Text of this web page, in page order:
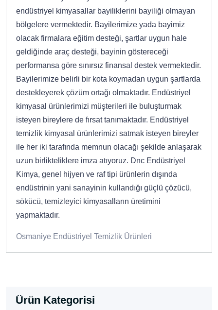
endüstriyel kimyasallar bayiliklerini bayiliği olmayan
bölgelere vermektedir. Bayilerimize yada bayimiz
olacak firmalara eğitim desteği, şartlar uygun hale
geldiğinde araç desteği, bayinin göstereceği
performansa göre sınırsız finansal destek vermektedir.
Bayilerimize belirli bir kota koymadan uygun şartlarda
destekleyerek çözüm ortağı olmaktadır. Endüstriyel
kimyasal ürünlerimizi müşterileri ile buluşturmak
isteyen bireylere de fırsat tanımaktadır. Endüstriyel
temizlik kimyasal ürünlerimizi satmak isteyen bireyler
ile her iki tarafında memnun olacağı şekilde anlaşarak
uzun birlikteliklere imza atıyoruz. Dnc Endüstriyel
Kimya, genel hijyen ve raf tipi ürünlerin dışında
endüstrinin yani sanayinin kullandığı güçlü çözücü,
sökücü, temizleyici kimyasalların üretimini
yapmaktadır.
Osmaniye Endüstriyel Temizlik Ürünleri
Ürün Kategorisi